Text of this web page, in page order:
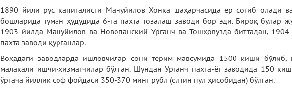
1890 йили рус капиталисти Мануйилов Хонқа шаҳарчасида ер сотиб олади
бошларида туман ҳудудида 6-та пахта тозалаш заводи бор эди. Бироқ булар
1903 йилда Мануйилов ва Новопанский Урганч ва Тошҳовузда биттадан,
пахта заводи қурганлар.
Воҳадаги заводларда ишловчилар сони терим мавсумида 1500 киши
малакали ишчи-хизматчилар бўлган. Шундан Урганч пахта-ёғ заводида 150
ўртача йиллик соф фойдаси 350-370 минг рубл (олтин пул ҳисобидан) бўлган.